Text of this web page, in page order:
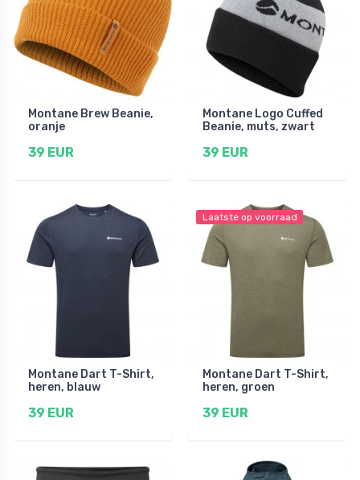
Montane Brew Beanie,
oranje
39 EUR
Montane Logo Cuffed
Beanie, muts, zwart
39 EUR
Montane Dart T-Shirt,
heren, blauw
39 EUR
Laatste op voorraad
Montane Dart T-Shirt,
heren, groen
39 EUR